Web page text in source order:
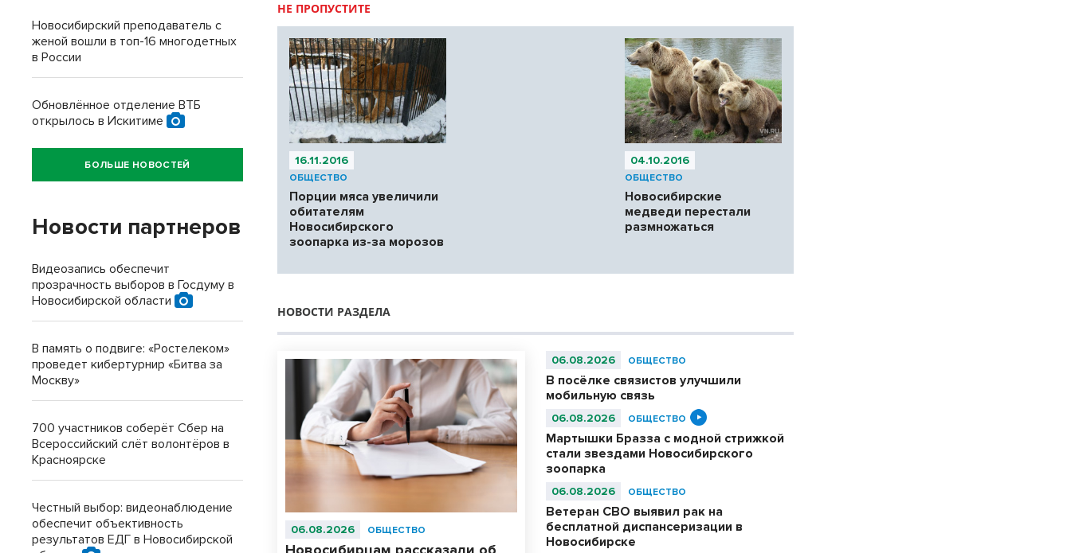
НЕ ПРОПУСТИТЕ
16.11.2016
ОБЩЕСТВО
Порции мяса увеличили
обитателям
Новосибирского
зоопарка из-за морозов
04.10.2016
ОБЩЕСТВО
Новосибирские
медведи перестали
размножаться
НОВОСТИ РАЗДЕЛА
06.08.2026 ОБЩЕСТВО
06.08.2026 ОБЩЕСТВО
В посёлке связистов улучшили
мобильную связь
06.08.2026 ОБЩЕСТВО
Мартышки Бразза с модной стрижкой
стали звездами Новосибирского
зоопарка
06.08.2026 ОБЩЕСТВО
Ветеран СВО выявил рак на
бесплатной диспансеризации в
Новосибирске
Новосибирский преподаватель с
женой вошли в топ-16 многодетных
в России
Обновлённое отделение ВТБ
открылось в Искитиме
БОЛЬШЕ НОВОСТЕЙ
Новости партнеров
Видеозапись обеспечит
прозрачность выборов в Госдуму в
Новосибирской области
В память о подвиге: «Ростелеком»
проведет кибертурнир «Битва за
Москву»
700 участников соберёт Сбер на
Всероссийский слёт волонтёров в
Красноярске
Честный выбор: видеонаблюдение
обеспечит объективность
результатов ЕДГ в Новосибирской